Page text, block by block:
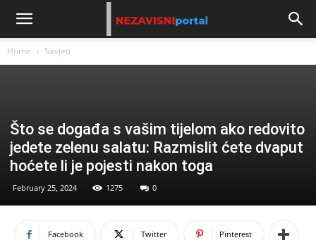
Home Savjeti
Što se događa s vašim tijelom ako redovito
jedete zelenu salatu: Razmislit ćete dvaput
hoćete li je pojesti nakon toga
February 25, 2024 1275 0
Facebook Twitter Pinterest